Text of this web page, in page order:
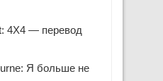
4X4 — перевод
Я больше не